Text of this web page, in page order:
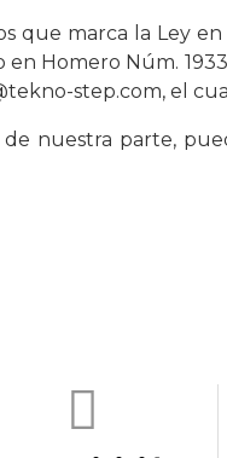
marca la Ley en
Homero Núm.
step.com, el
nuestra parte,